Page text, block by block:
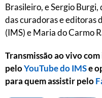
Brasileiro, e Sergio
das curadoras e editoras
(IMS) e Maria do Carmo
Transmissão ao vivo
peloYouTube do IMSe
para quem assistir pelo